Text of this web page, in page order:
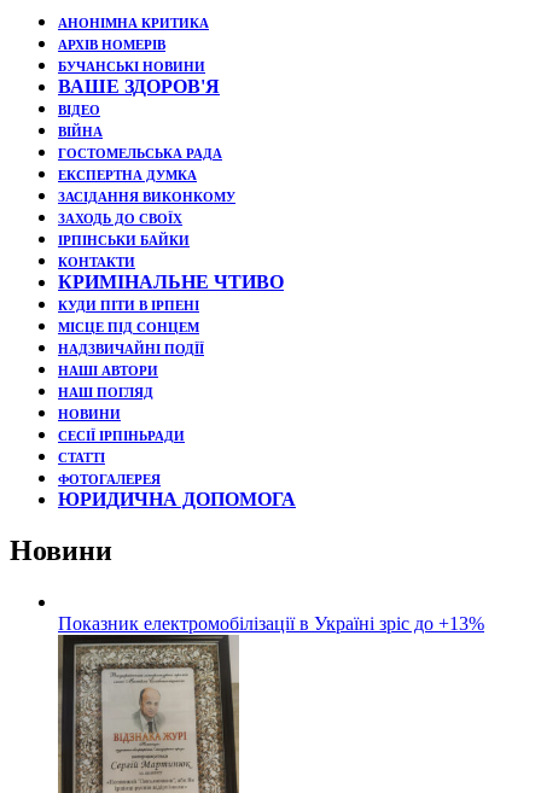
АНОНІМНА КРИТИКА
АРХІВ НОМЕРІВ
БУЧАНСЬКІ НОВИНИ
ВАШЕ ЗДОРОВ'Я
ВІДЕО
ВІЙНА
ГОСТОМЕЛЬСЬКА РАДА
ЕКСПЕРТНА ДУМКА
ЗАСІДАННЯ ВИКОНКОМУ
ЗАХОДЬ ДО СВОЇХ
ІРПІНСЬКИ БАЙКИ
КОНТАКТИ
КРИМІНАЛЬНЕ ЧТИВО
КУДИ ПІТИ В ІРПЕНІ
МІСЦЕ ПІД СОНЦЕМ
НАДЗВИЧАЙНІ ПОДЇЇ
НАШІ АВТОРИ
НАШ ПОГЛЯД
НОВИНИ
СЕСІЇ ІРПІНЬРАДИ
СТАТТІ
ФОТОГАЛЕРЕЯ
ЮРИДИЧНА ДОПОМОГА
Новини
Показник електромобілізації в Україні зріс до +13%